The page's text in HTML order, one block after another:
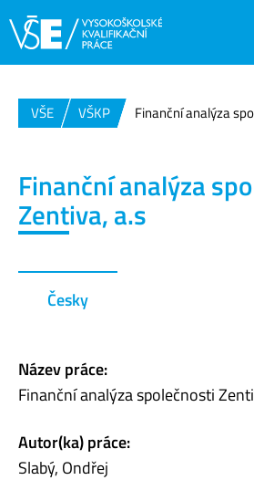
VŠE VŠKP Finanční analýza
Finanční analýza
Zentiva, a.s
Česky
Název práce:
Finanční analýza společnosti
Autor(ka) práce:
Slabý, Ondřej